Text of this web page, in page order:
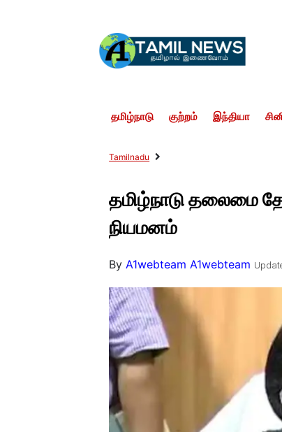
தமிழ்நாடு குற்றம் இந்தியா
Tamilnadu
தமிழ்நாடு தலைமை
நியமனம்
ByA1webteam A1webteam